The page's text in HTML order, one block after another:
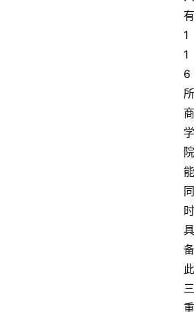
有
1
1
6
所
商
学
院
能
同
时
具
备
此
三
重